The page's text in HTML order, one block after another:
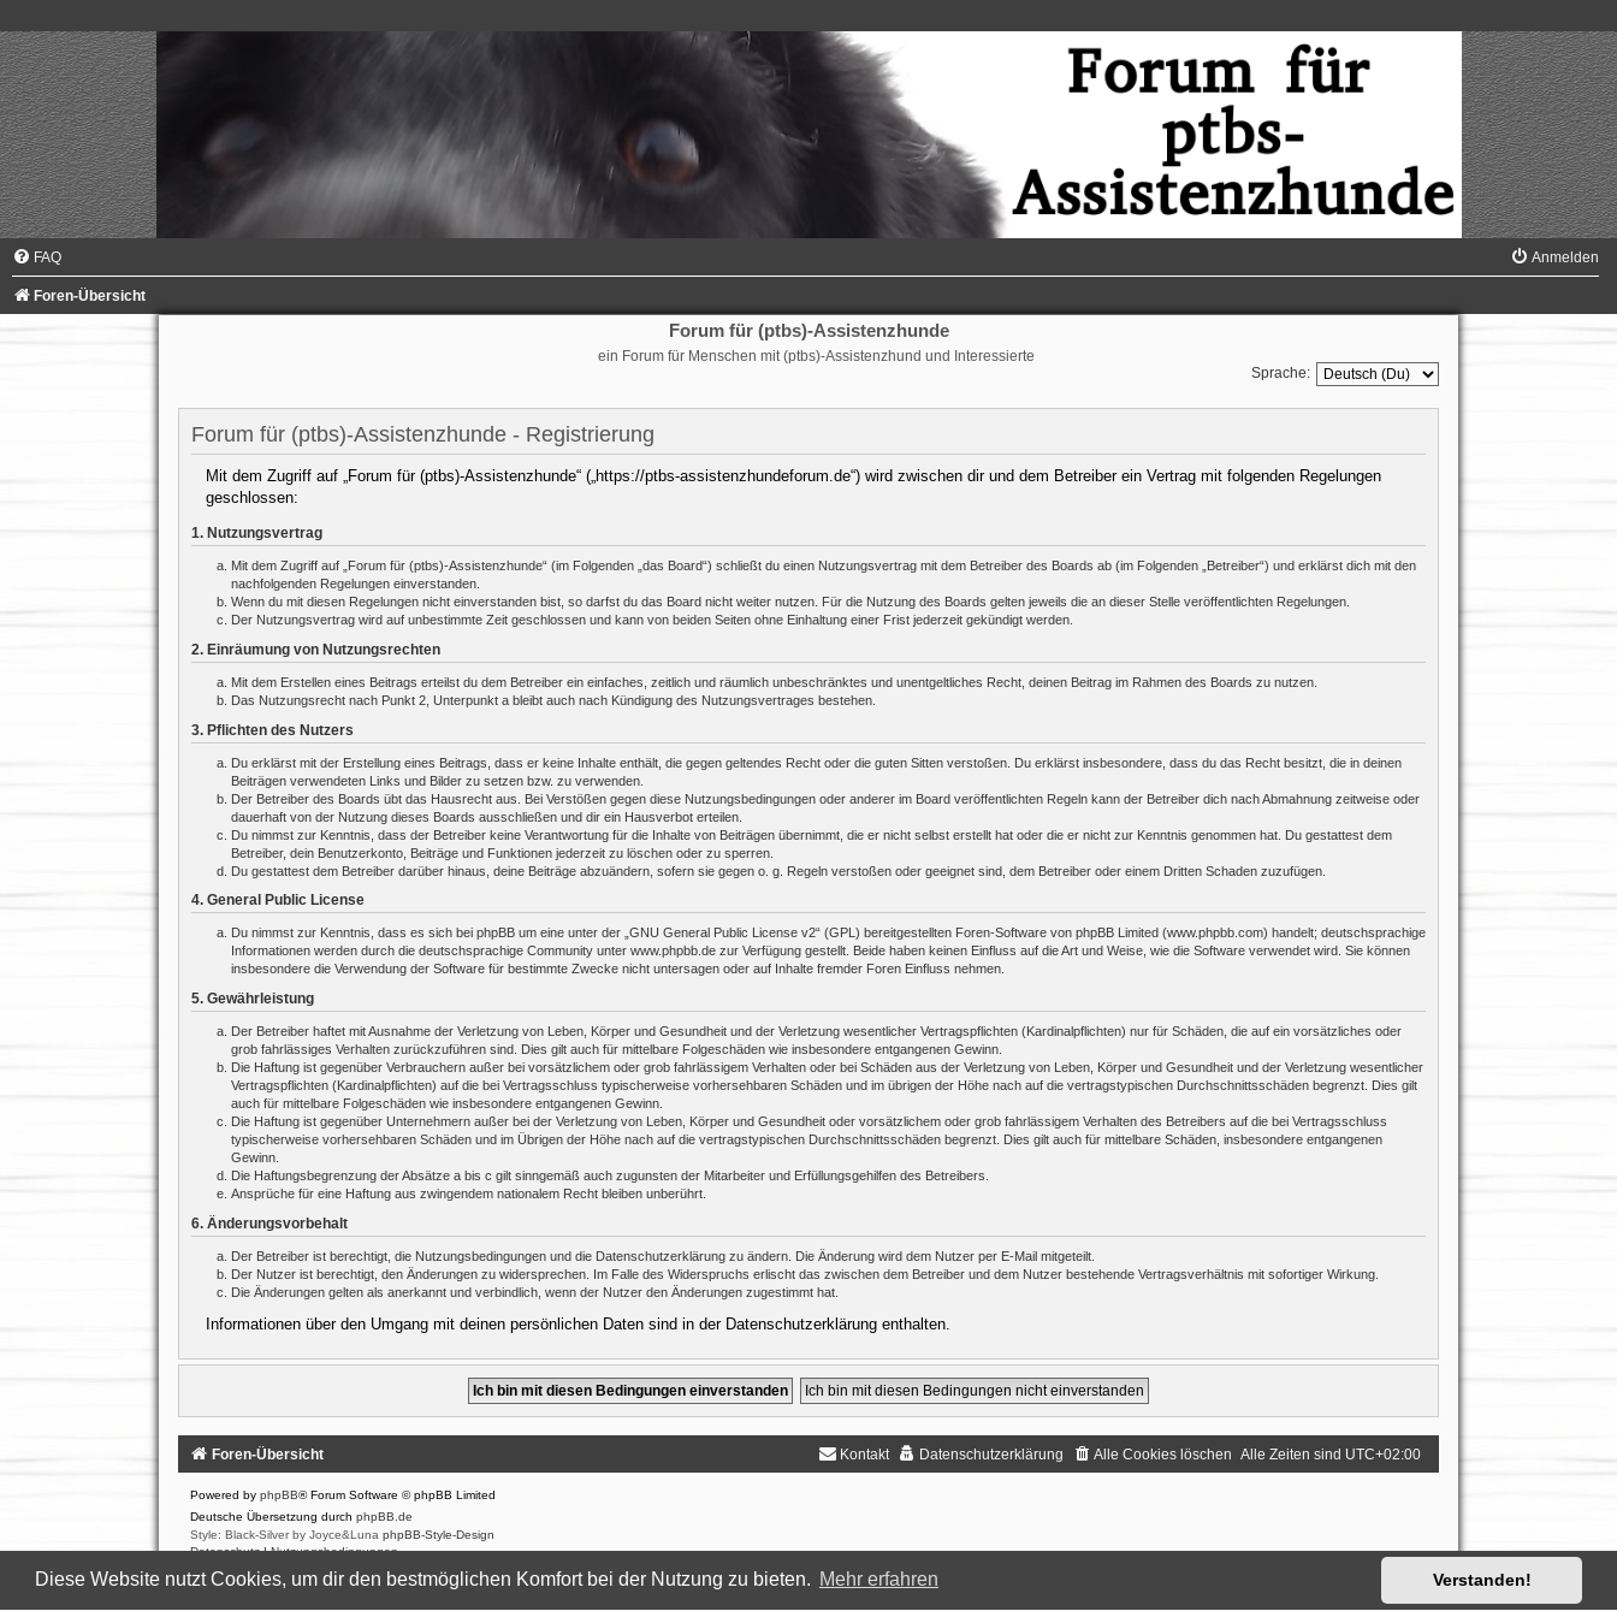
Diese Website nutzt Cookies, um dir den bestmöglichen Komfort bei der Nutzung zu bieten. Mehr erfahren Verstanden!
FAQ Anmelden
Foren-Übersicht
Forum für (ptbs)-Assistenzhunde
ein Forum für Menschen mit (ptbs)-Assistenzhund und Interessierte
Sprache:
Forum für (ptbs)-Assistenzhunde - Registrierung
Mit dem Zugriff auf „Forum für (ptbs)-Assistenzhunde“ („https://ptbs-assistenzhundeforum.de“) wird zwischen dir und dem Betreiber ein Vertrag mit folgenden Regelungen
geschlossen:
1. Nutzungsvertrag
Mit dem Zugriff auf „Forum für (ptbs)-Assistenzhunde“ (im Folgenden „das Board“) schließt du einen Nutzungsvertrag mit dem Betreiber des Boards ab (im Folgenden „Betreiber“) und erklärst dich mit den
nachfolgenden Regelungen einverstanden.
Wenn du mit diesen Regelungen nicht einverstanden bist, so darfst du das Board nicht weiter nutzen. Für die Nutzung des Boards gelten jeweils die an dieser Stelle veröffentlichten Regelungen.
Der Nutzungsvertrag wird auf unbestimmte Zeit geschlossen und kann von beiden Seiten ohne Einhaltung einer Frist jederzeit gekündigt werden.
2. Einräumung von Nutzungsrechten
Mit dem Erstellen eines Beitrags erteilst du dem Betreiber ein einfaches, zeitlich und räumlich unbeschränktes und unentgeltliches Recht, deinen Beitrag im Rahmen des Boards zu nutzen.
Das Nutzungsrecht nach Punkt 2, Unterpunkt a bleibt auch nach Kündigung des Nutzungsvertrages bestehen.
3. Pflichten des Nutzers
Du erklärst mit der Erstellung eines Beitrags, dass er keine Inhalte enthält, die gegen geltendes Recht oder die guten Sitten verstoßen. Du erklärst insbesondere, dass du das Recht besitzt, die in deinen
Beiträgen verwendeten Links und Bilder zu setzen bzw. zu verwenden.
Der Betreiber des Boards übt das Hausrecht aus. Bei Verstößen gegen diese Nutzungsbedingungen oder anderer im Board veröffentlichten Regeln kann der Betreiber dich nach Abmahnung zeitweise oder
dauerhaft von der Nutzung dieses Boards ausschließen und dir ein Hausverbot erteilen.
Du nimmst zur Kenntnis, dass der Betreiber keine Verantwortung für die Inhalte von Beiträgen übernimmt, die er nicht selbst erstellt hat oder die er nicht zur Kenntnis genommen hat. Du gestattest dem
Betreiber, dein Benutzerkonto, Beiträge und Funktionen jederzeit zu löschen oder zu sperren.
Du gestattest dem Betreiber darüber hinaus, deine Beiträge abzuändern, sofern sie gegen o. g. Regeln verstoßen oder geeignet sind, dem Betreiber oder einem Dritten Schaden zuzufügen.
4. General Public License
Du nimmst zur Kenntnis, dass es sich bei phpBB um eine unter der „ GNU General Public License v2“ (GPL) bereitgestellten Foren-Software von phpBB Limited (www.phpbb.com) handelt; deutschsprachige
Informationen werden durch die deutschsprachige Community unter www.phpbb.de zur Verfügung gestellt. Beide haben keinen Einfluss auf die Art und Weise, wie die Software verwendet wird. Sie können
insbesondere die Verwendung der Software für bestimmte Zwecke nicht untersagen oder auf Inhalte fremder Foren Einfluss nehmen.
5. Gewährleistung
Der Betreiber haftet mit Ausnahme der Verletzung von Leben, Körper und Gesundheit und der Verletzung wesentlicher Vertragspflichten (Kardinalpflichten) nur für Schäden, die auf ein vorsätzliches oder
grob fahrlässiges Verhalten zurückzuführen sind. Dies gilt auch für mittelbare Folgeschäden wie insbesondere entgangenen Gewinn.
Die Haftung ist gegenüber Verbrauchern außer bei vorsätzlichem oder grob fahrlässigem Verhalten oder bei Schäden aus der Verletzung von Leben, Körper und Gesundheit und der Verletzung wesentlicher
Vertragspflichten (Kardinalpflichten) auf die bei Vertragsschluss typischerweise vorhersehbaren Schäden und im übrigen der Höhe nach auf die vertragstypischen Durchschnittsschäden begrenzt. Dies gilt
auch für mittelbare Folgeschäden wie insbesondere entgangenen Gewinn.
Die Haftung ist gegenüber Unternehmern außer bei der Verletzung von Leben, Körper und Gesundheit oder vorsätzlichem oder grob fahrlässigem Verhalten des Betreibers auf die bei Vertragsschluss
typischerweise vorhersehbaren Schäden und im Übrigen der Höhe nach auf die vertragstypischen Durchschnittsschäden begrenzt. Dies gilt auch für mittelbare Schäden, insbesondere entgangenen
Gewinn.
Die Haftungsbegrenzung der Absätze a bis c gilt sinngemäß auch zugunsten der Mitarbeiter und Erfüllungsgehilfen des Betreibers.
Ansprüche für eine Haftung aus zwingendem nationalem Recht bleiben unberührt.
6. Änderungsvorbehalt
Der Betreiber ist berechtigt, die Nutzungsbedingungen und die Datenschutzerklärung zu ändern. Die Änderung wird dem Nutzer per E-Mail mitgeteilt.
Der Nutzer ist berechtigt, den Änderungen zu widersprechen. Im Falle des Widerspruchs erlischt das zwischen dem Betreiber und dem Nutzer bestehende Vertragsverhältnis mit sofortiger Wirkung.
Die Änderungen gelten als anerkannt und verbindlich, wenn der Nutzer den Änderungen zugestimmt hat.
Informationen über den Umgang mit deinen persönlichen Daten sind in der Datenschutzerklärung enthalten.
Foren-Übersicht Alle Zeiten sind UTC+02:00
Alle Cookies löschen
Datenschutzerklärung
Kontakt
Powered by phpBB® Forum Software © phpBB Limited
Deutsche Übersetzung durch phpBB.de
Style: Black-Silver by Joyce&Luna phpBB-Style-Design
Datenschutz |Nutzungsbedingungen